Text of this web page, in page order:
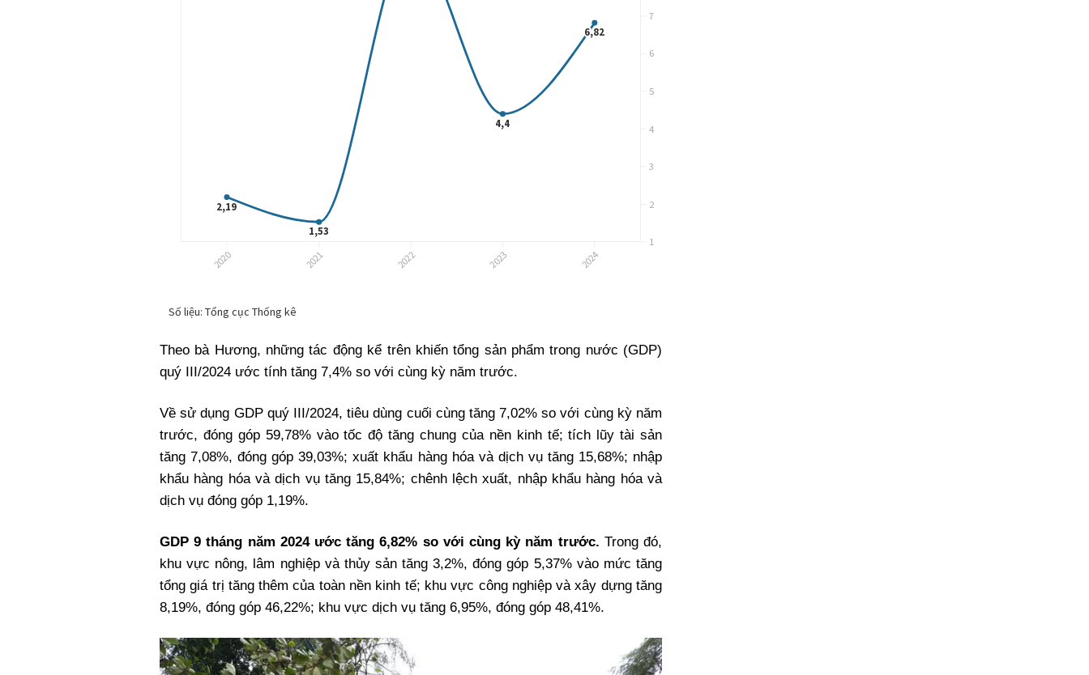
Theo bà Hương, những tác động kể trên khiến tổng sản phẩm trong nước (GDP)
quý III/2024 ước tính tăng 7,4% so với cùng kỳ năm trước.
Về sử dụng GDP quý III/2024, tiêu dùng cuối cùng tăng 7,02% so với cùng kỳ năm
trước, đóng góp 59,78% vào tốc độ tăng chung của nền kinh tế; tích lũy tài sản
tăng 7,08%, đóng góp 39,03%; xuất khẩu hàng hóa và dịch vụ tăng 15,68%; nhập
khẩu hàng hóa và dịch vụ tăng 15,84%; chênh lệch xuất, nhập khẩu hàng hóa và
dịch vụ đóng góp 1,19%.
GDP 9 tháng năm 2024 ước tăng 6,82% so với cùng kỳ năm trước. Trong đó,
khu vực nông, lâm nghiệp và thủy sản tăng 3,2%, đóng góp 5,37% vào mức tăng
tổng giá trị tăng thêm của toàn nền kinh tế; khu vực công nghiệp và xây dựng tăng
8,19%, đóng góp 46,22%; khu vực dịch vụ tăng 6,95%, đóng góp 48,41%.